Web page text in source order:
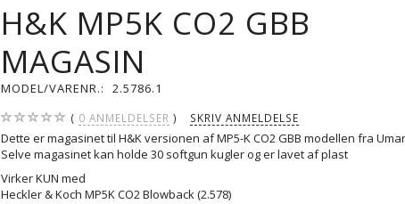
H&K MP5K CO2 GBB
MAGASIN
MODEL/VARENR.: 2.5786.1
0 ANMELDELSER SKRIV ANMELDELSE
Dette er magasinet til H&K versionen af MP5-K CO2 GBB modellen fra
Selve magasinet kan holde 30 softgun kugler og er lavet af plast
Virker KUN med
Heckler & Koch MP5K CO2 Blowback (2.578)